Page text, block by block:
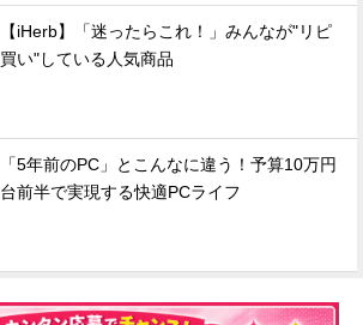
【iHerb】「迷ったらこれ！」みんなが"リピ
買い"している人気商品
「5年前のPC」とこんなに違う！予算10万円
台前半で実現する快適PCライフ